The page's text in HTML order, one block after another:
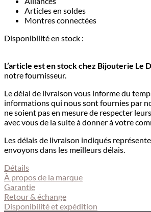
Articles en soldes
Montres connectées
Disponibilité en stock :
L’article est en stock chez Bijouterie Le
notre fournisseur.
Le délai de livraison vous informe du
informations qui nous sont fournies par
ne soient pas en mesure de respecter
avec vous de la suite à donner à votre
Les délais de livraison indiqués
envoyons dans les meilleurs délais.
Détails
À propos de la marque
Garantie
Retour & échange
Disponibilité et expédition